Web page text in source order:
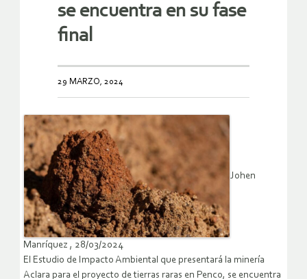
se encuentra en su fase
final
29 MARZO, 2024
Johen
Manríquez , 28/03/2024
El Estudio de Impacto Ambiental que presentará la minería
Aclara para el proyecto de tierras raras en Penco, se encuentra